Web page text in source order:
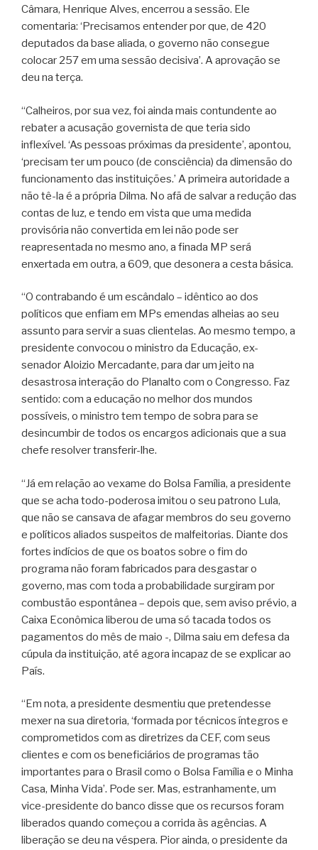
Câmara, Henrique Alves, encerrou a sessão. Ele
comentaria: ‘Precisamos entender por que, de 420
deputados da base aliada, o governo não consegue
colocar 257 em uma sessão decisiva’. A aprovação se
deu na terça.
“Calheiros, por sua vez, foi ainda mais contundente ao
rebater a acusação governista de que teria sido
inflexível. ‘As pessoas próximas da presidente’, apontou,
‘precisam ter um pouco (de consciência) da dimensão do
funcionamento das instituições.’ A primeira autoridade a
não tê-la é a própria Dilma. No afã de salvar a redução das
contas de luz, e tendo em vista que uma medida
provisória não convertida em lei não pode ser
reapresentada no mesmo ano, a finada MP será
enxertada em outra, a 609, que desonera a cesta básica.
“O contrabando é um escândalo – idêntico ao dos
políticos que enfiam em MPs emendas alheias ao seu
assunto para servir a suas clientelas. Ao mesmo tempo, a
presidente convocou o ministro da Educação, ex-
senador Aloizio Mercadante, para dar um jeito na
desastrosa interação do Planalto com o Congresso. Faz
sentido: com a educação no melhor dos mundos
possíveis, o ministro tem tempo de sobra para se
desincumbir de todos os encargos adicionais que a sua
chefe resolver transferir-lhe.
“Já em relação ao vexame do Bolsa Família, a presidente
que se acha todo-poderosa imitou o seu patrono Lula,
que não se cansava de afagar membros do seu governo
e políticos aliados suspeitos de malfeitorias. Diante dos
fortes indícios de que os boatos sobre o fim do
programa não foram fabricados para desgastar o
governo, mas com toda a probabilidade surgiram por
combustão espontânea – depois que, sem aviso prévio, a
Caixa Econômica liberou de uma só tacada todos os
pagamentos do mês de maio -, Dilma saiu em defesa da
cúpula da instituição, até agora incapaz de se explicar ao
País.
“Em nota, a presidente desmentiu que pretendesse
mexer na sua diretoria, ‘formada por técnicos íntegros e
comprometidos com as diretrizes da CEF, com seus
clientes e com os beneficiários de programas tão
importantes para o Brasil como o Bolsa Família e o Minha
Casa, Minha Vida’. Pode ser. Mas, estranhamente, um
vice-presidente do banco disse que os recursos foram
liberados quando começou a corrida às agências. A
liberação se deu na véspera. Pior ainda, o presidente da